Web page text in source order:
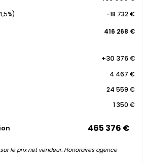
-18 732 €
416 268 €
+30 376 €
4 467 €
24 559 €
1 350 €
465 376 €
le prix net vendeur. Honoraires agence